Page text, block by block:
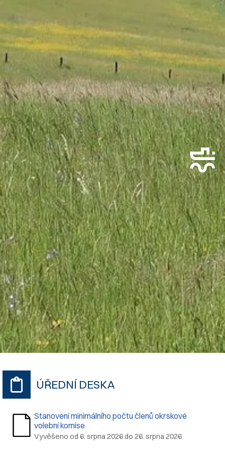
ÚŘEDNÍ DESKA
Stanovení minimálního počtu členů okrskové
volební komise
Vyvěšeno od 6. srpna 2026 do 26. srpna 2026